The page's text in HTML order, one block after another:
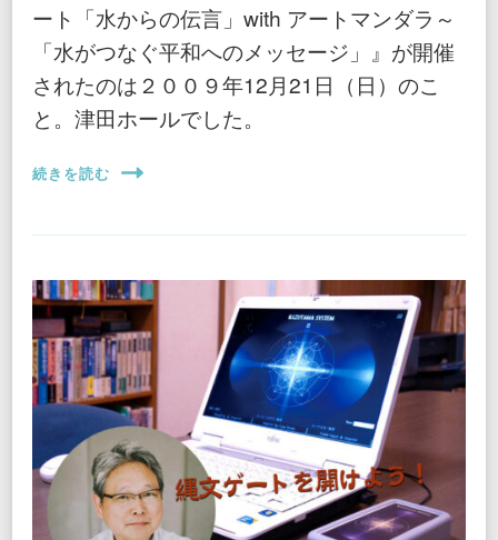
ート「水からの伝言」with アートマンダラ～
「水がつなぐ平和へのメッセージ」』が開催
されたのは２００９年12月21日（日）のこ
と。津田ホールでした。
続きを読む